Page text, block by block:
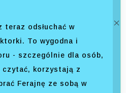
teraz odsłuchać w
To wygodna i
- szczególnie dla osób,
czytać, korzystają z
Ferajnę ze sobą w